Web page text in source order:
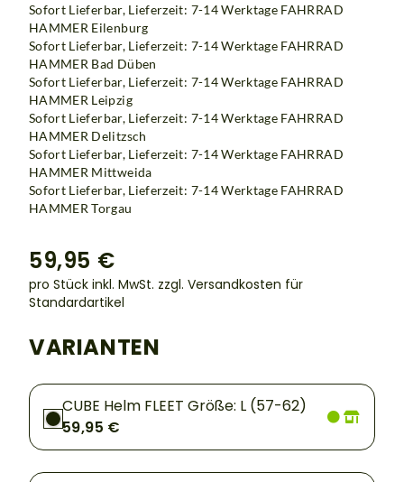
Sofort Lieferbar, Lieferzeit: 7-14 Werktage FAHRRAD
HAMMER Eilenburg
Sofort Lieferbar, Lieferzeit: 7-14 Werktage FAHRRAD
HAMMER Bad Düben
Sofort Lieferbar, Lieferzeit: 7-14 Werktage FAHRRAD
HAMMER Leipzig
Sofort Lieferbar, Lieferzeit: 7-14 Werktage FAHRRAD
HAMMER Delitzsch
Sofort Lieferbar, Lieferzeit: 7-14 Werktage FAHRRAD
HAMMER Mittweida
Sofort Lieferbar, Lieferzeit: 7-14 Werktage FAHRRAD
HAMMER Torgau
59,95 €
pro Stück inkl. MwSt. zzgl. Versandkosten für
Standardartikel
VARIANTEN
CUBE Helm FLEET Größe: L (57-62)
59,95 €